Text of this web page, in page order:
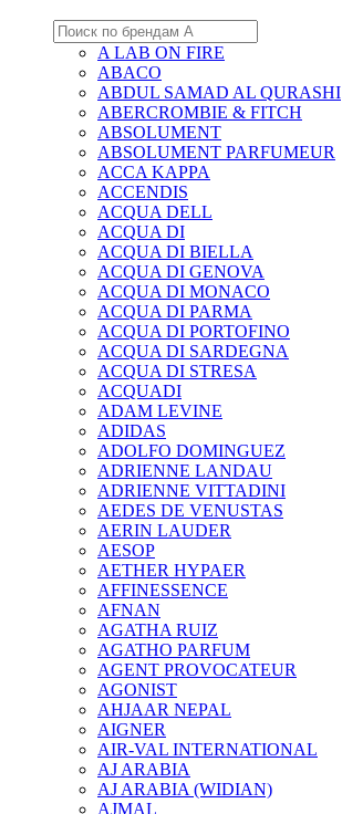
A LAB ON FIRE
ABACO
ABDUL SAMAD AL QURASHI
ABERCROMBIE & FITCH
ABSOLUMENT
ABSOLUMENT PARFUMEUR
ACCA KAPPA
ACCENDIS
ACQUA DELL
ACQUA DI
ACQUA DI BIELLA
ACQUA DI GENOVA
ACQUA DI MONACO
ACQUA DI PARMA
ACQUA DI PORTOFINO
ACQUA DI SARDEGNA
ACQUA DI STRESA
ACQUADI
ADAM LEVINE
ADIDAS
ADOLFO DOMINGUEZ
ADRIENNE LANDAU
ADRIENNE VITTADINI
AEDES DE VENUSTAS
AERIN LAUDER
AESOP
AETHER HYPAER
AFFINESSENCE
AFNAN
AGATHA RUIZ
AGATHO PARFUM
AGENT PROVOCATEUR
AGONIST
AHJAAR NEPAL
AIGNER
AIR-VAL INTERNATIONAL
AJ ARABIA
AJ ARABIA (WIDIAN)
AJMAL